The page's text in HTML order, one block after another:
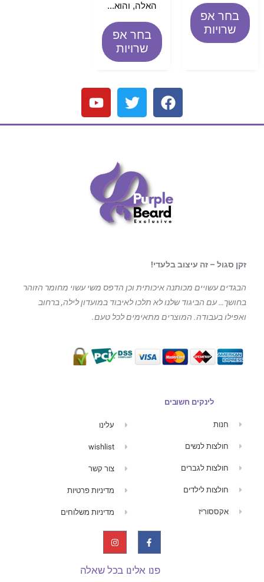
בחר אפ
שרויות
האלה, והוא...
בחר אפ
שרויות
זקן סגול – זה עיצוב בלעדי!
הבגדים עשויים מכותנה איכותית וכן הדפס משי עשוי מחומר הזוהר
בחושך… עם הביגודשלנו לא תלכו לאיבוד במועדון לילה, ברחוב
ואפילו בעבודה. המוצרים מתאימים לכל טעם.
לינקים חשובים
חנות
חולצות לנשים
חולצות לגברים
חולצות לילדים
אקססוריז
עלינו
wishlist
צור קשר
מדיניות פרטיות
מדיניות משלוחים
פנו אלינו בכל שאלה